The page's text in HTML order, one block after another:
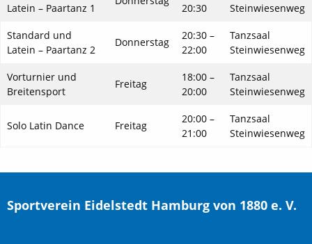
Latein – Paartanz 1
20:30
Steinwiesenweg
Standard und
Latein – Paartanz 2
Donnerstag
20:30 –
22:00
Tanzsaal
Steinwiesenweg
Vorturnier und
Breitensport
Freitag
18:00 –
20:00
Tanzsaal
Steinwiesenweg
Solo Latin Dance Freitag
20:00 –
21:00
Tanzsaal
Steinwiesenweg
Sportverein Eidelstedt Hamburg von 1880 e. V.